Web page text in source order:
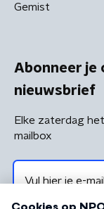
Gemist
Abonneer je
nieuwsbrief
Elke zaterdag
mailbox